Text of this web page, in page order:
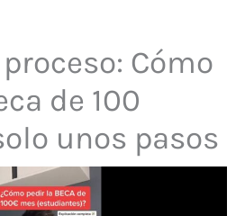
Cómo
de 100
unos pasos